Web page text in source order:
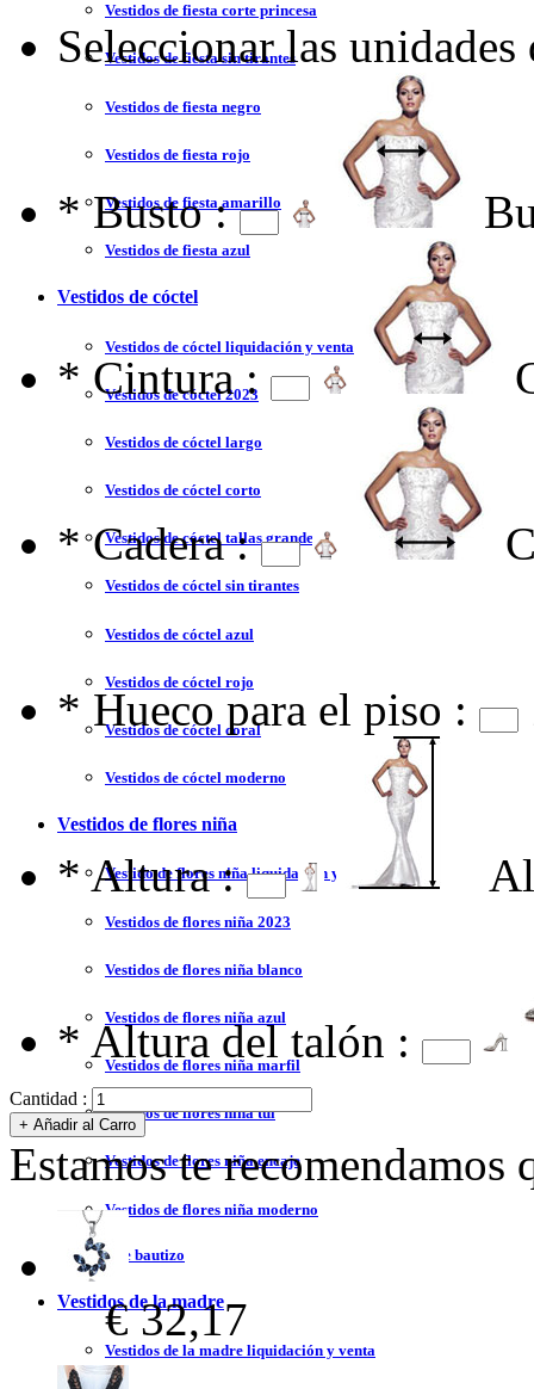
Vestidos de fiesta corte princesa
Vestidos de fiesta sin tirantes
Vestidos de fiesta negro
Vestidos de fiesta rojo
Vestidos de fiesta amarillo
Vestidos de fiesta azul
Vestidos de cóctel
Vestidos de cóctel liquidación y venta
Vestidos de cóctel 2023
Vestidos de cóctel largo
Vestidos de cóctel corto
Vestidos de cóctel tallas grandes
Vestidos de cóctel sin tirantes
Vestidos de cóctel azul
Vestidos de cóctel rojo
Vestidos de cóctel coral
Vestidos de cóctel moderno
Vestidos de flores niña
Vestido de flores niña liquidación y venta
Vestidos de flores niña 2023
Vestidos de flores niña blanco
Vestidos de flores niña azul
Vestidos de flores niña marfil
Vestidos de flores niña tul
Vestidos de flores niña encaje
Vestidos de flores niña moderno
Vestidos de bautizo
Vestidos de la madre
Vestidos de la madre liquidación y venta
Seleccionar las
* Busto :
* Cintura :
* Cadera :
* Hueco para el piso :
* Altura :
* Altura del talón :
Cantidad :
Estamos te recomendamos
€ 32,17